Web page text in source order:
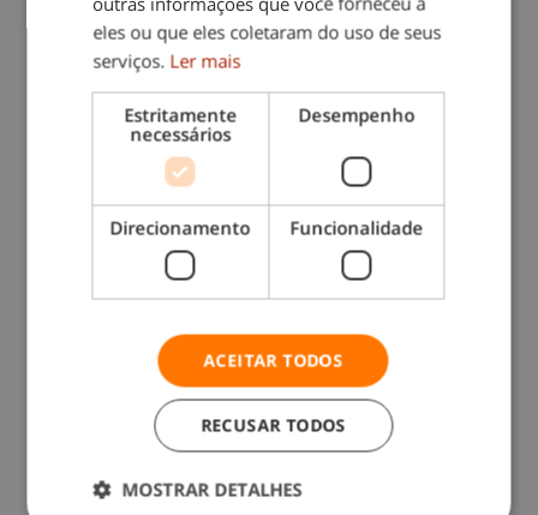
Solicite um
orçamento sem
compromisso
EsteNÃO Éum formulário de
emprego. Se quiser trabalhar
connosco clique
AQUI.
Coloque seu codigo Postal *
eles ou que eles coletaram do uso de seus
serviços. Ler mais
Estritamente
necessários
Desempenho
Direcionamento Funcionalidade
ACEITAR TODOS
RECUSAR TODOS
MOSTRAR DETALHES